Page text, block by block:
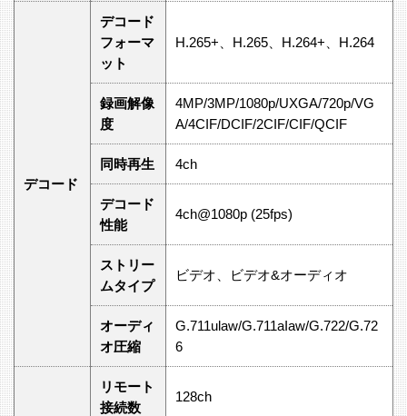
デコード
デコード
フォーマ
ット
H.265+、H.265、H.264+、H.264
録画解像
度
4MP/3MP/1080p/UXGA/720p/VG
A/4CIF/DCIF/2CIF/CIF/QCIF
同時再生 4ch
デコード
性能
4ch@1080p (25fps)
ストリー
ムタイプ
ビデオ、ビデオ&オーディオ
オーディ
オ圧縮
G.711ulaw/G.711aIaw/G.722/G.72
6
リモート
接続数
128ch